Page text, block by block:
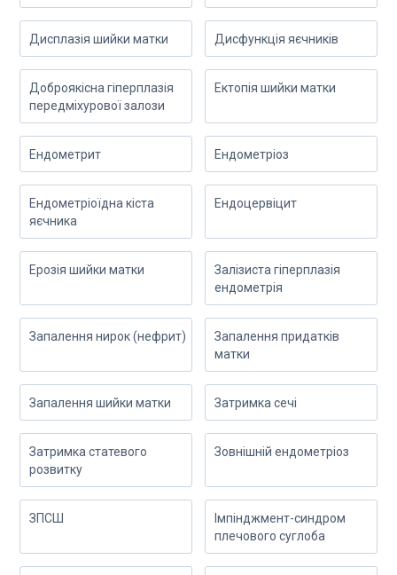
Дисплазія шийки матки Дисфункція яєчників
Доброякісна гіперплазія
передміхурової залози
Ектопія шийки матки
Ендометрит Ендометріоз
Ендометріоїдна кіста
яєчника
Ендоцервіцит
Ерозія шийки матки
Залізиста гіперплазія
ендометрія
Запалення нирок (нефрит)
Запалення придатків
матки
Запалення шийки матки Затримка сечі
Затримка статевого
розвитку
Зовнішній ендометріоз
ЗПСШ
Імпінджмент-синдром
плечового суглоба